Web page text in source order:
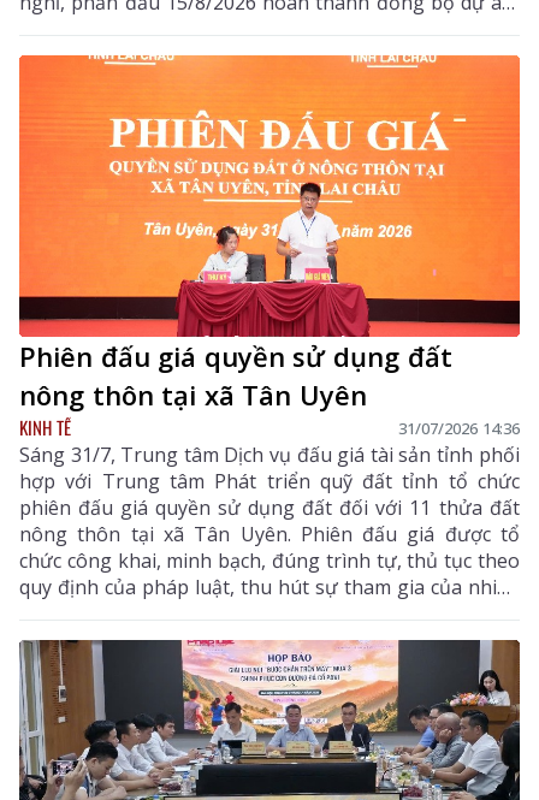
triển khai thu phí các tuyến cao tốc
Phiên đấu giá quyền sử dụng đất
nông thôn tại xã Tân Uyên
KINH TẾ 31/07/2026 14:36
Sáng 31/7, Trung tâm Dịch vụ đấu giá tài sản tỉnh phối
hợp với Trung tâm Phát triển quỹ đất tỉnh tổ chức
phiên đấu giá quyền sử dụng đất đối với 11 thửa đất
nông thôn tại xã Tân Uyên. Phiên đấu giá được tổ
chức công khai, minh bạch, đúng trình tự, thủ tục theo
quy định của pháp luật, thu hút sự tham gia của nhiều
khách hàng có nhu cầu sử dụng đất và đầu tư.